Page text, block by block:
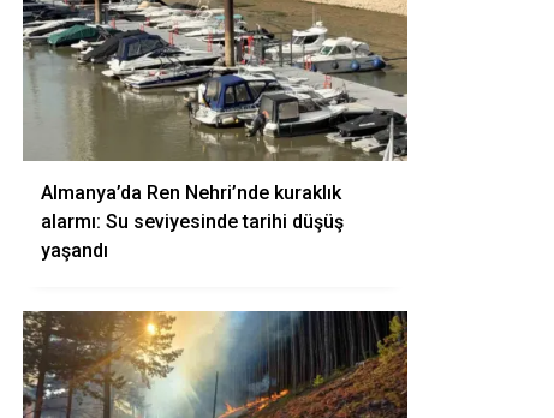
Almanya’da Ren Nehri’nde kuraklık
alarmı: Su seviyesinde tarihi düşüş
yaşandı